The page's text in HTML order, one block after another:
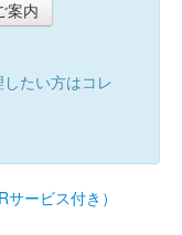
案内
たい方はコレ
ービス付き）